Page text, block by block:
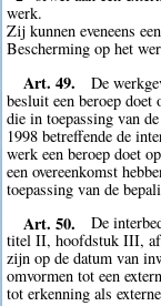
werk.
Zij kunnen eveneens
Bescherming op het
Art. 49.
De
besluit een beroep doet
die in toepassing van
1998 betreffende de
werk een beroep doet
een overeenkomst
toepassing van de
Art. 50.
De
titel II, hoofdstuk III,
zijn op de datum van
omvormen tot een
tot erkenning als